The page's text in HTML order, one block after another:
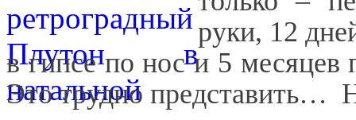
руки, 12
в гипсе по нос и 5 месяцев
Этотрудно представить…